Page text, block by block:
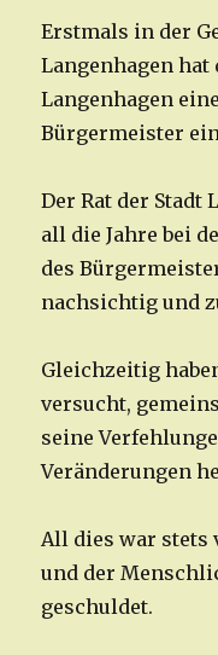
Erstmals in der
Langenhagen hat
Langenhagen
Bürgermeister
Der Rat der Stadt
all die Jahre bei
des
nachsichtig und
Gleichzeitig
versucht,
seine
Veränderungen
All dies war stets
und der
geschuldet.